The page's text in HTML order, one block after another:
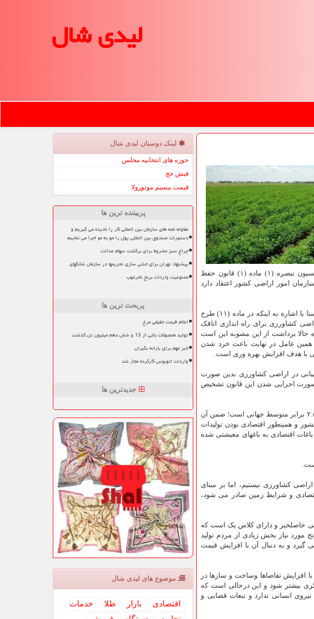
لیدی شال
در اراضی کشاورزی تغییر کاربری محسوب نمی گردد و ساخت این اتاقک ها بدون احتیاج به اجازه کمیسیون تبصره (۱) ماده (۱) قانون حفظ
امور اراضی کشور اعتقاد دارد
صفدر نیازی شهرکی، معاون حفظ کاربری و یکپارچگی سازمان امور اراضی کشاورزی در گفت و گو با ایسنا با اشاره به اینکه در ماده (۱۱) طرح
کشاورزی برای راه اندازی اتاقک
حالا برداشت از این مصوبه این است
نگهبانی ایجاد کرد و همین عامل در نهایت باعث خرد شدن
با هدف افزایش بهره وری است.
کارگری و نگهبانی در اراضی کشاورزی بدین صورت
صورت اجرایی شدن این قانون تشخیص
معاون حفظ کاربری و یکپارچگی سازمان امور اراضی کشاورزی کشور افزود: سرانه تولیدات باغی ایران ۲.۵ برابر متوسط جهانی است؛ ضمن آن
کشور و همینطور اقتصادی بودن تولیدات
اقتصادی به باغهای معیشتی شده
کشاورزی نیستیم، اما بر مبنای
و شرایط زمین صادر می شود،
تنها یک میلیون هکتار اراضی حاصلخیز و دارای کلاس یک است که
مورد نیاز بخش زیادی از مردم تولید
گیرد و به دنبال آن با افزایش قیمت
افزایش تقاضاها وساخت و سازها در
بیشتر شود و این درحالی است که
انسانی ندارد و تبعات قضایی و
لینک دوستان لیدی شال
حوزه های انتخابیه مجلس
فیش حج
قیمت بیسیم موتورولا
پربیننده ترین ها
مقاوله نامه های سازمان بین المللی کار را نادیده می گیریم و
دستورات صندوق بین المللی پول را مو به مو اجرا می نماییم
چراغ سبز مشروط برای برگشت سهام عدالت
پیشنهاد تهران برای خنثی سازی تحریمها در سازمان شانگهای
ممنوعیت واردات برنج نامرغوب
پربحث ترین ها
اعلام قیمت حقیقی مرغ
تولید محصولات باغی از 13 و شش دهم میلیون تن گذشت
خبر مهم برای یارانه بگیران
واردات اتوبوس کارکرده مجاز شد
جدیدترین ها
موضوع های لیدی شال
اقتصادی بازار طلا
خدمات